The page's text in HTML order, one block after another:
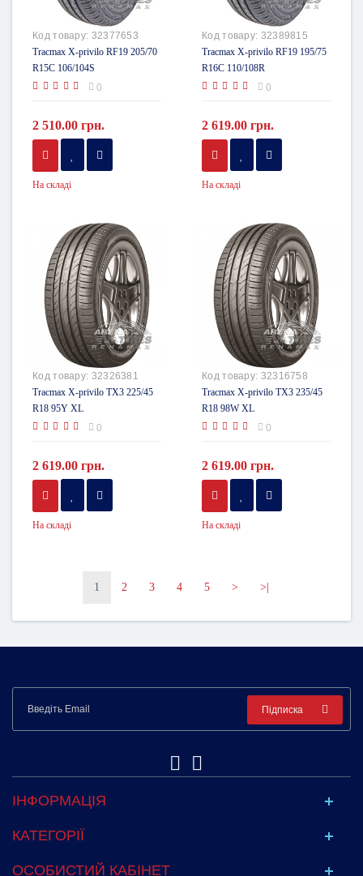
Код товару: 32377653
Tracmax X-privilo RF19 205/70
R15C 106/104S
0
2 510.00 грн.
На складі
Код товару: 32389815
Tracmax X-privilo RF19 195/75
R16C 110/108R
0
2 619.00 грн.
На складі
Код товару: 32326381
Tracmax X-privilo TX3 225/45
R18 95Y XL
0
2 619.00 грн.
На складі
Код товару: 32316758
Tracmax X-privilo TX3 235/45
R18 98W XL
0
2 619.00 грн.
На складі
1 2 3 4 5 > >|
Підписка
ІНФОРМАЦІЯ
КАТЕГОРІЇ
ОСОБИСТИЙ КАБІНЕТ